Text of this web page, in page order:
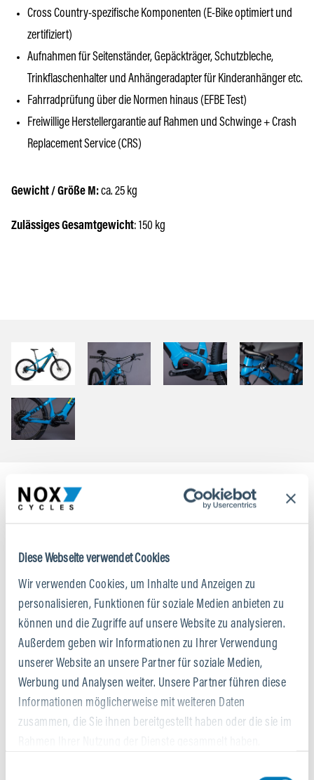
Diese Webseite verwendet Cookies
Wir verwenden Cookies, um Inhalte und Anzeigen zu
personalisieren, Funktionen für soziale Medien anbieten zu
können und die Zugriffe auf unsere Website zu analysieren.
Außerdem geben wir Informationen zu Ihrer Verwendung
unserer Website an unsere Partner für soziale Medien,
Werbung und Analysen weiter. Unsere Partner führen diese
Informationen möglicherweise mit weiteren Daten
zusammen, die Sie ihnen bereitgestellt haben oder die sie im
Cross Country-spezifische Komponenten (E-Bike optimiert und
zertifiziert)
Aufnahmen für Seitenständer, Gepäckträger, Schutzbleche,
Trinkflaschenhalter und Anhängeradapter für Kinderanhänger etc.
Fahrradprüfung über die Normen hinaus (EFBE Test)
Freiwillige Herstellergarantie auf Rahmen und Schwinge + Crash
Replacement Service (CRS)
Gewicht / Größe M:ca. 25 kg
Zulässiges Gesamtgewicht: 150 kg